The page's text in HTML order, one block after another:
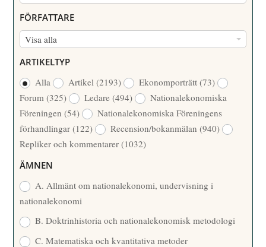
M
M
/
Å
R
FÖRFATTARE
Visa alla
R
F
A
T
T
A
R
ARTIKELTYP
Alla
Artikel(2193) Ekonomporträtt(73)
Forum(325) Ledare(494)
Nationalekonomiska
Föreningen(54)
Nationalekonomiska Föreningens
förhandlingar(122) Recension/bokanmälan(940)
Repliker och kommentarer(1032)
ÄMNEN
A. Allmänt om nationalekonomi, undervisning i
nationalekonomi
B. Doktrinhistoria och nationalekonomisk metodologi
C. Matematiska och kvantitativa metoder